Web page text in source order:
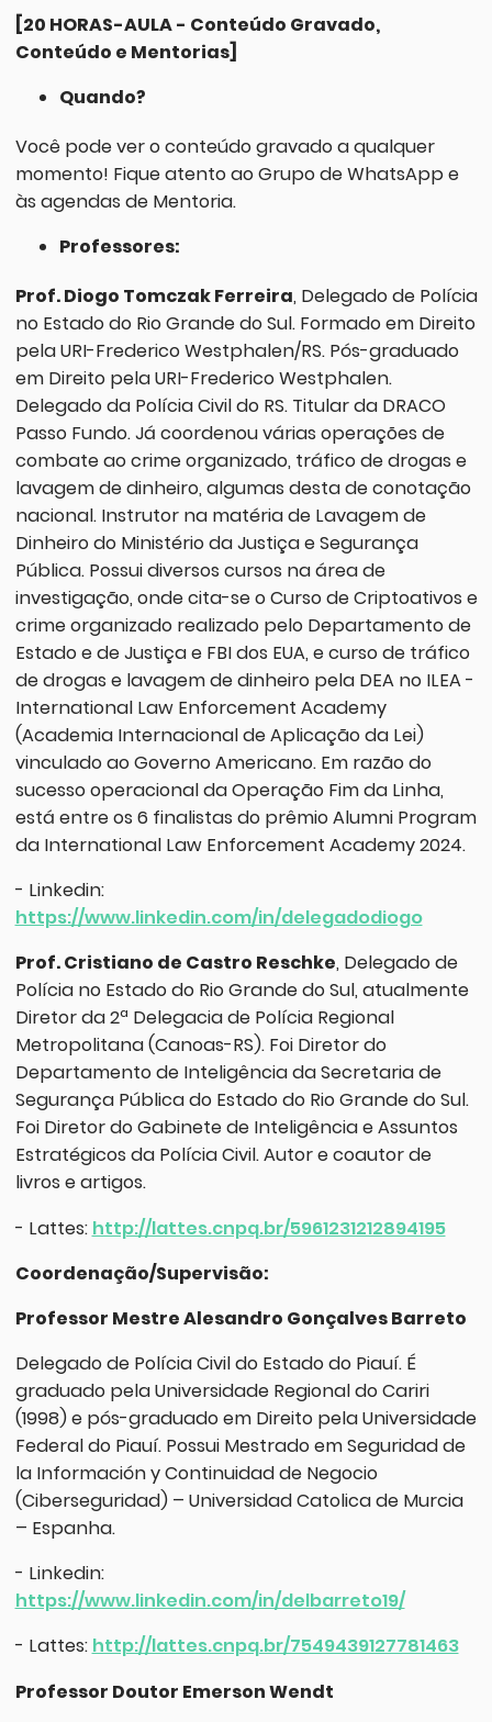
[20 HORAS-AULA - Conteúdo Gravado,
Conteúdo e Mentorias]
Quando?
Você pode ver o conteúdo gravado a qualquer
momento! Fique atento ao Grupo de WhatsApp e
às agendas de Mentoria.
Professores:
Prof. Diogo Tomczak Ferreira, Delegado de Polícia
no Estado do Rio Grande do Sul. Formado em Direito
pela URI-Frederico Westphalen/RS. Pós-graduado
em Direito pela URI-Frederico Westphalen.
Delegado da Polícia Civil do RS. Titular da DRACO
Passo Fundo. Já coordenou várias operações de
combate ao crime organizado, tráfico de drogas e
lavagem de dinheiro, algumas desta de conotação
nacional. Instrutor na matéria de Lavagem de
Dinheiro do Ministério da Justiça e Segurança
Pública. Possui diversos cursos na área de
investigação, onde cita-se o Curso de Criptoativos e
crime organizado realizado pelo Departamento de
Estado e de Justiça e FBI dos EUA, e curso de tráfico
de drogas e lavagem de dinheiro pela DEA no ILEA -
International Law Enforcement Academy
(Academia Internacional de Aplicação da Lei)
vinculado ao Governo Americano. Em razão do
sucesso operacional da Operação Fim da Linha,
está entre os 6 finalistas do prêmio Alumni Program
da International Law Enforcement Academy 2024.
- Linkedin:
https://www.linkedin.com/in/delegadodiogo
Prof. Cristiano de Castro Reschke, Delegado de
Polícia no Estado do Rio Grande do Sul, atualmente
Diretor da 2ª Delegacia de Polícia Regional
Metropolitana (Canoas-RS). Foi Diretor do
Departamento de Inteligência da Secretaria de
Segurança Pública do Estado do Rio Grande do Sul.
Foi Diretor do Gabinete de Inteligência e Assuntos
Estratégicos da Polícia Civil. Autor e coautor de
livros e artigos.
- Lattes: http://lattes.cnpq.br/5961231212894195
Coordenação/Supervisão:
Professor Mestre Alesandro Gonçalves Barreto
Delegado de Polícia Civil do Estado do Piauí. É
graduado pela Universidade Regional do Cariri
(1998) e pós-graduado em Direito pela Universidade
Federal do Piauí. Possui Mestrado em Seguridad de
la Información y Continuidad de Negocio
(Ciberseguridad) – Universidad Catolica de Murcia
– Espanha.
- Linkedin:
https://www.linkedin.com/in/delbarreto19/
- Lattes: http://lattes.cnpq.br/7549439127781463
Professor Doutor Emerson Wendt